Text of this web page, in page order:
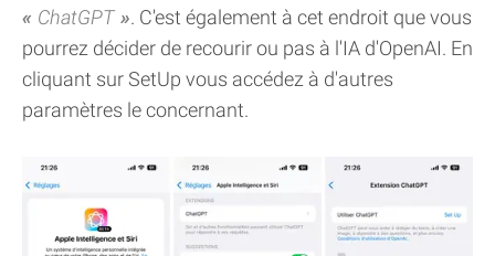
ChatGPT
. C'est également à cet endroit que vous
pourrez décider de recourir ou pas à l'IA d'OpenAI. En
cliquant sur SetUp vous accédez à d'autres
paramètres le concernant.